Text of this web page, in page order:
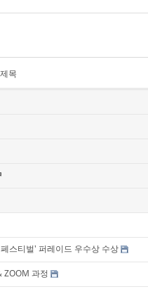
제목
스티벌' 퍼레이드 우수상 수상
ZOOM 과정